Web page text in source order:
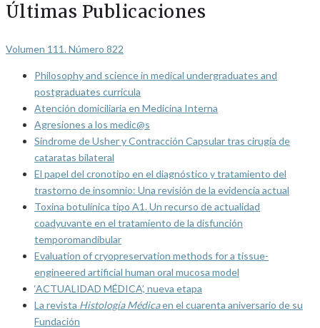
Últimas Publicaciones
Volumen 111. Número 822
Philosophy and science in medical undergraduates and
postgraduates curricula
Atención domiciliaria en Medicina Interna
Agresiones a los medic@s
Síndrome de Usher y Contracción Capsular tras cirugía de
cataratas bilateral
El papel del cronotipo en el diagnóstico y tratamiento del
trastorno de insomnio: Una revisión de la evidencia actual
Toxina botulínica tipo A1. Un recurso de actualidad
coadyuvante en el tratamiento de la disfunción
temporomandibular
Evaluation of cryopreservation methods for a tissue-
engineered artificial human oral mucosa model
‘ACTUALIDAD MÉDICA’, nueva etapa
La revista Histología Médicaen el cuarenta aniversario de su
Fundación